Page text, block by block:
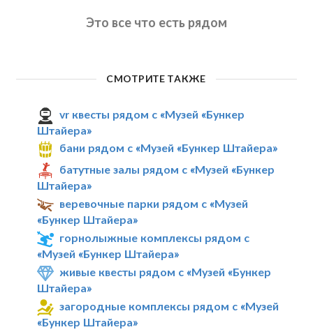
Это все что есть рядом
СМОТРИТЕ ТАКЖЕ
vr квесты рядом с «Музей «Бункер
Штайера»
бани рядом с «Музей «Бункер Штайера»
батутные залы рядом с «Музей «Бункер
Штайера»
веревочные парки рядом с «Музей
«Бункер Штайера»
горнолыжные комплексы рядом с
«Музей «Бункер Штайера»
живые квесты рядом с «Музей «Бункер
Штайера»
загородные комплексы рядом с «Музей
«Бункер Штайера»